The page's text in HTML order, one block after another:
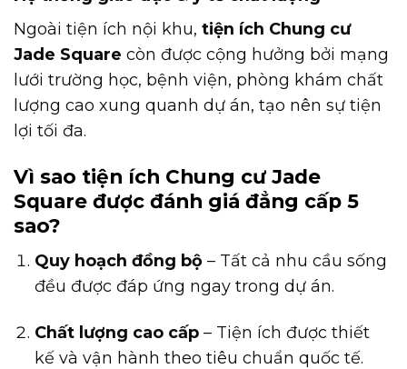
Ngoài tiện ích nội khu, tiện ích Chung cư
Jade Square còn được cộng hưởng bởi mạng
lưới trường học, bệnh viện, phòng khám chất
lượng cao xung quanh dự án, tạo nên sự tiện
lợi tối đa.
Vì sao tiện ích Chung cư Jade
Square được đánh giá đẳng cấp 5
sao?
Quy hoạch đồng bộ – Tất cả nhu cầu sống
đều được đáp ứng ngay trong dự án.
Chất lượng cao cấp – Tiện ích được thiết
kế và vận hành theo tiêu chuẩn quốc tế.